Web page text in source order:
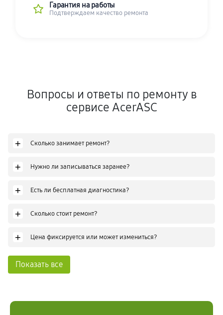
Гарантия на работы
Подтверждаем качество ремонта
Вопросы и ответы по ремонту в
сервисе AcerASC
+ Сколько занимает ремонт?
+ Нужно ли записываться заранее?
+ Есть ли бесплатная диагностика?
+ Сколько стоит ремонт?
+ Цена фиксируется или может измениться?
Показать все